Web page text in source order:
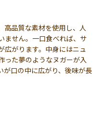
高品質な素材を使用し、人
ません。一口食べれば、サ
広がります。中身にはニュ
った夢のようなヌガーが入
が口の中に広がり、後味が長